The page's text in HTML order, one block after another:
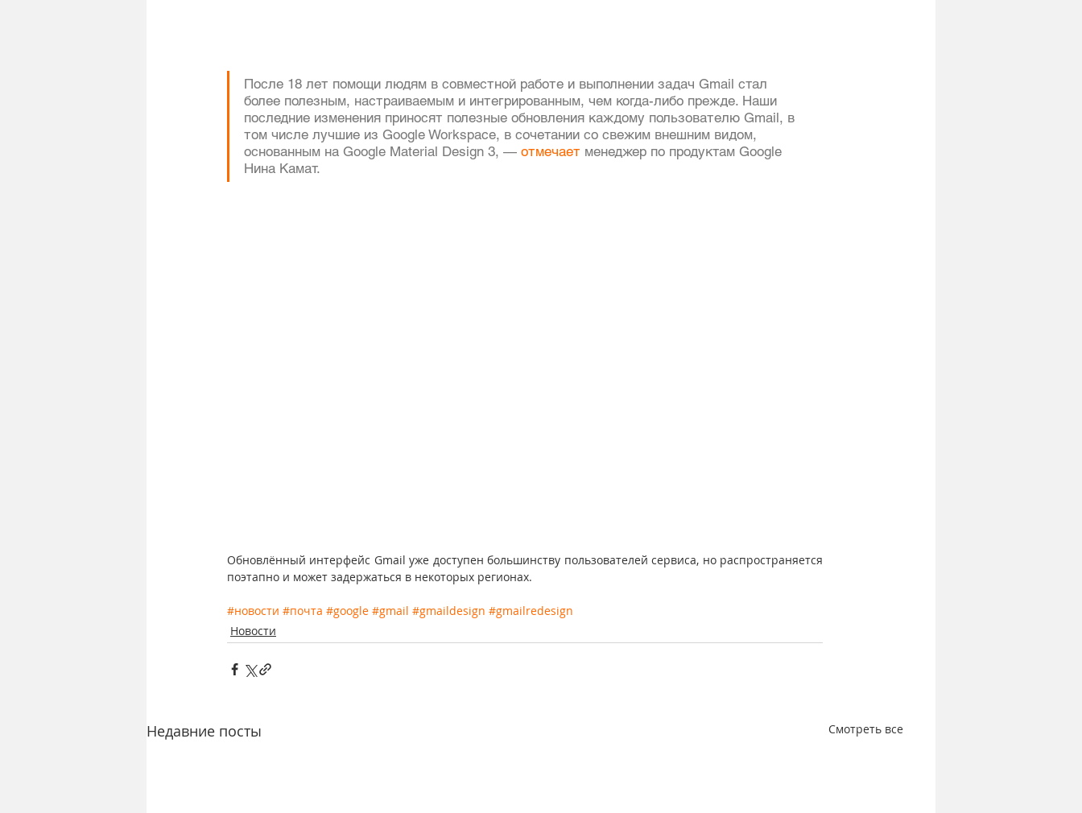
После 18 лет помощи людям в совместной работе и выполнении задач Gmail стал
более полезным, настраиваемым и интегрированным, чем когда-либо прежде. Наши
последние изменения приносят полезные обновления каждому пользователю Gmail, в
том числе лучшие из Google Workspace, в сочетании со свежим внешним видом,
основанным на Google Material Design 3, — отмечает менеджер по продуктам Google
Нина Камат.
Обновлённый интерфейс Gmail уже доступен большинству пользователей сервиса, но распространяется
поэтапно и может задержаться в некоторых регионах.
#новости #почта #google #gmail #gmaildesign #gmailredesign
Новости
Недавние посты Смотреть все